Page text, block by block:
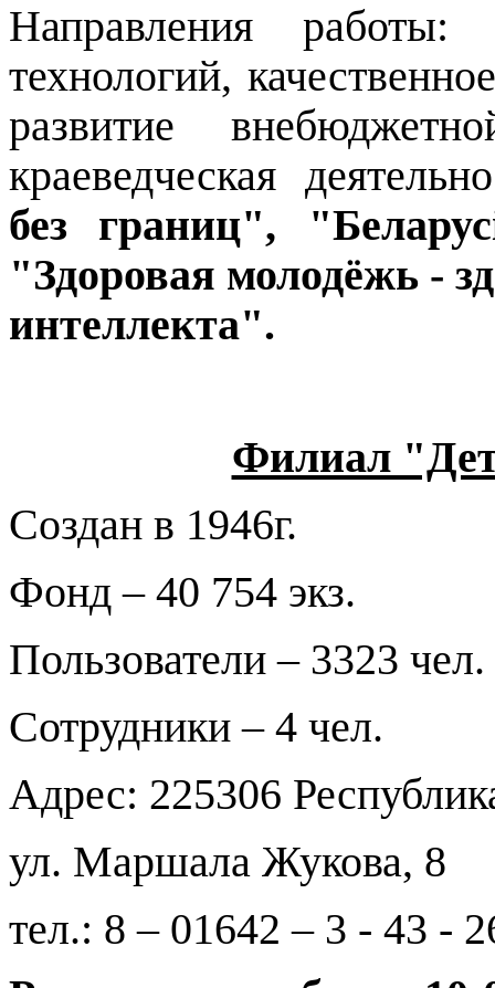
Направления работы:
технологий,
развитие
краеведческая
без границ",
"Здоровая молодёжь -
интеллекта".
Филиал
Создан в 1946г.
Фонд – 40 754 экз.
Пользователи – 3323 чел.
Сотрудники – 4 чел.
Адрес: 225306
ул. Маршала Жукова, 8
тел.: 8 – 01642 – 3 - 43 -